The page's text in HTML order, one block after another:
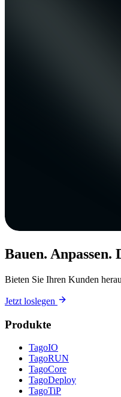
Bauen. Anpassen.
Bieten Sie Ihren Kunden
Jetzt loslegen
Produkte
TagoIO
TagoRUN
TagoCore
TagoDeploy
TagoTiP